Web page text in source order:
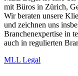
mit Büros in Zürich,
Wir beraten unsere
und zeichnen uns
Branchenexpertise in
auch in regulierten
MLL Legal